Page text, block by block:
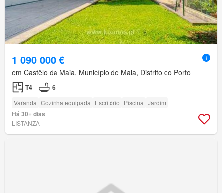
1 090 000 €
em Castêlo da Maia, Município de Maia, Distrito do Porto
T4 6
Varanda Cozinha equipada Escritório Piscina Jardim
Há 30+ dias
LISTANZA